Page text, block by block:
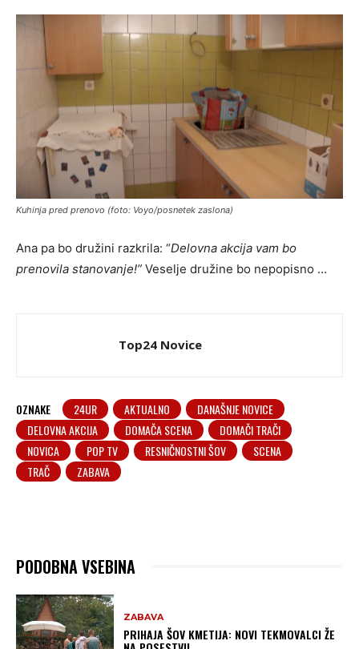
Kuhinja pred prenovo (foto: Voyo/posnetek zaslona)
Ana pa bo družini razkrila: “Delovna akcija vam bo
prenovila stanovanje!” Veselje družine bo nepopisno …
Top24 Novice
OZNAKE 24UR AKTUALNO
DANAŠNJE NOVICE
DELOVNA AKCIJA
DOMAČA SCENA
DOMAČI TRAČI
NOVICA
POP TV RESNIČNOSTNI ŠOV
SCENA
TRAČ
ZABAVA
PODOBNA VSEBINA
ZABAVA
PRIHAJA ŠOV KMETIJA: NOVI TEKMOVALCI ŽE